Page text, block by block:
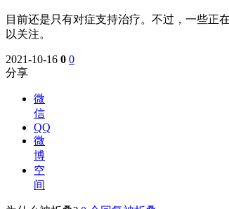
目前还是只有对症支持治疗。不过，一些正
以关注。
2021-10-16 0 0
分享
微
信
QQ
微
博
空
间